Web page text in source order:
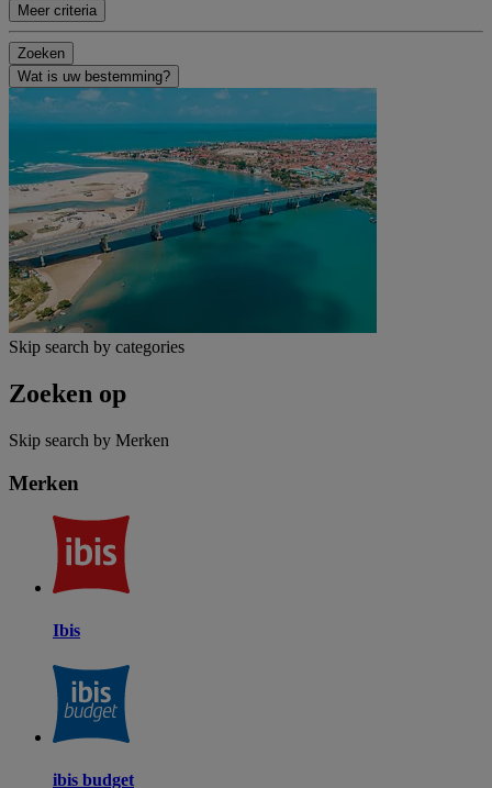
Meer criteria
Zoeken
Wat is uw bestemming?
Skip search by categories
Zoeken op
Skip search by Merken
Merken
Ibis
ibis budget